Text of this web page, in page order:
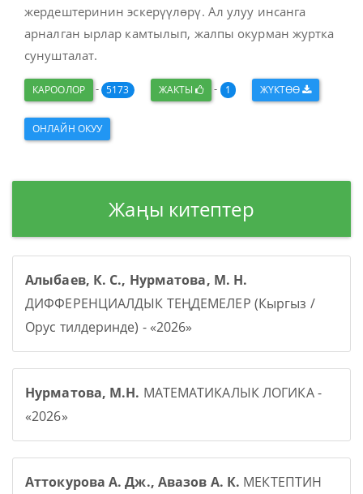
жердештеринин эскерүүлөрү. Ал улуу инсанга
арналган ырлар камтылып, жалпы окурман журтка
сунушталат.
КАРООЛОР - 5173 ЖАКТЫ - 1 ЖҮКТӨӨ
ОНЛАЙН ОКУУ
Жаңы китептер
Алыбаев, К. С., Нурматова, М. Н.
ДИФФЕРЕНЦИАЛДЫК ТЕҢДЕМЕЛЕР (Кыргыз /
Орус тилдеринде) - «2026»
Нурматова, М.Н. МАТЕМАТИКАЛЫК ЛОГИКА -
«2026»
Аттокурова А. Дж., Авазов А. К. МЕКТЕПТИН